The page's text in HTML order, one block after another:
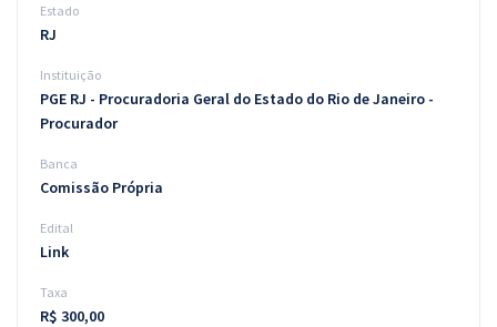
Estado
RJ
Instituição
PGE RJ - Procuradoria Geral do Estado do Rio de Janeiro -
Procurador
Banca
Comissão Própria
Edital
Link
Taxa
R$ 300,00